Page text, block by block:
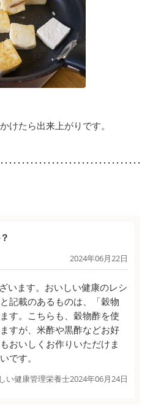
けたら出来上がりです。
2024年06月22日
います。おいしい健康のレシ
記載のあるものは、「穀物
す。こちらも、穀物酢を使
すが、米酢や黒酢などお好
おいしくお作りいただけま
です。
い健康管理栄養士2024年06月24日